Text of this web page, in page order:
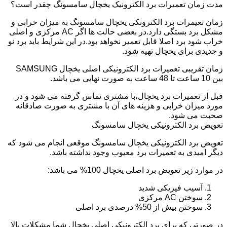
مدت زمان تعمیرات برد الکترونیک یخچال سامسونگ چقدر است؟
زمان تعیمرات برد الکترونکی یخچال سامسونگ به میزان خرابی و
مشکل برد بستگی دارد.در بعضی حالت ها اگر AC مرکزی و اصلی
خراب شود برد اصلا قابل تعمیر نخواهد بود.در این شرایط باید برد نو
و جدیدی برای یخچال تهیه شود.
زمان تقریبی تعمیرات برد الکترونیکی اصلی یخچال SAMSUNG
بین 10 ساعت تا 48 ساعت به صورت نهایی می باشد.
قبل از تعمیرات برد یخچال،با مشتری تماس گرفته می شود و در
مورد میزان خرابی و هزینه های آن با مشتری به صورت صادقانه
صحبت می شود.
تعویض برد الکترونیکی یخچال سامسونگ
تعویض برد الکترونیکی یخچال سامسونگ موقعی انجام می شود که
دیگر امیدی به تعمیرات برد معیوب وجود نداشته باشد.
در موارد زیر تعویض برد اصلی یخچال 100% می باشد:
آسیب فیزیکی شدید
سوختن AC مرکزی
سوختن بیش از 50% درصدی برد اصلی
در صورتی که برای برد الکترونیکی اصلی یخچال شما مشکلات بالا